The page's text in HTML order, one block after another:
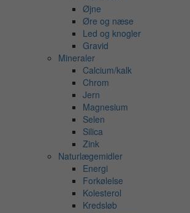
Øjne
Øre og næse
Led og knogler
Gravid
Mineraler
Calcium/kalk
Chrom
Jern
Magnesium
Selen
Silica
Zink
Naturlægemidler
Energi
Forkølelse
Kolesterol
Kredsløb